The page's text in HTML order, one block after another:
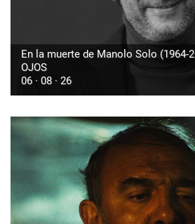
En la muerte de Manolo Solo (1964-
OJOS
06 · 08 · 26